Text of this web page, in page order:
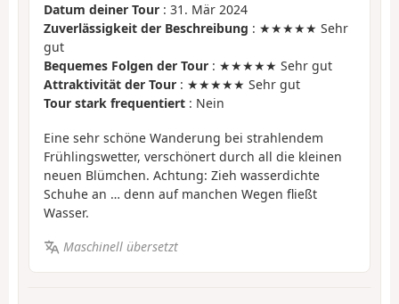
Datum deiner Tour : 31. Mär 2024
Zuverlässigkeit der Beschreibung : ★★★★★ Sehr
gut
Bequemes Folgen der Tour : ★★★★★ Sehr gut
Attraktivität der Tour : ★★★★★ Sehr gut
Tour stark frequentiert : Nein
Eine sehr schöne Wanderung bei strahlendem
Frühlingswetter, verschönert durch all die kleinen
neuen Blümchen. Achtung: Zieh wasserdichte
Schuhe an … denn auf manchen Wegen fließt
Wasser.
Maschinell übersetzt